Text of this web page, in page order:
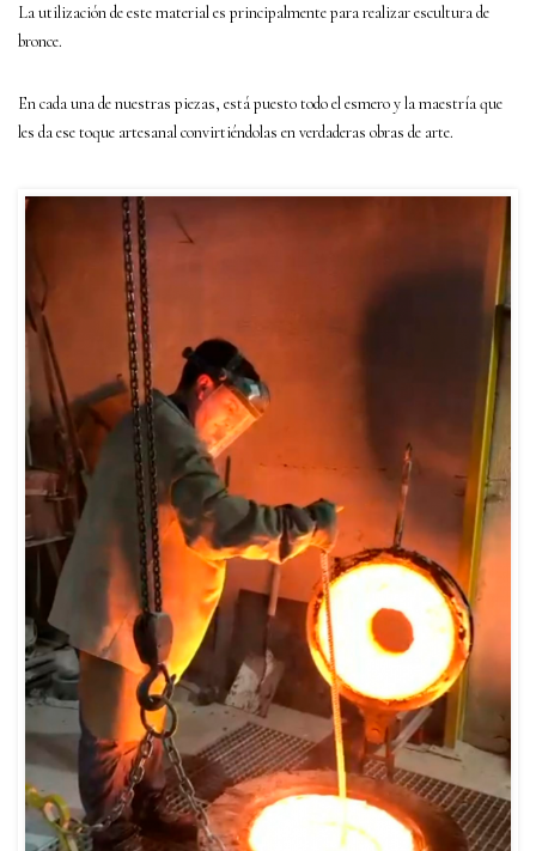
La utilización de este material es principalmente para realizar escultura de
bronce.
En cada una de nuestras piezas, está puesto todo el esmero y la maestría que
les da ese toque artesanal convirtiéndolas en verdaderas obras de arte.